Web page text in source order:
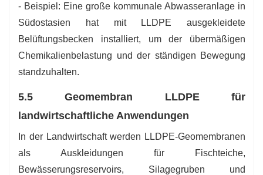
- Beispiel: Eine große kommunale Abwasseranlage in
Südostasien hat mit LLDPE ausgekleidete
Belüftungsbecken installiert, um der übermäßigen
Chemikalienbelastung und der ständigen Bewegung
standzuhalten.
5.5 Geomembran LLDPE für
landwirtschaftliche Anwendungen
In der Landwirtschaft werden LLDPE-Geomembranen
als Auskleidungen für Fischteiche,
Bewässerungsreservoirs, Silagegruben und